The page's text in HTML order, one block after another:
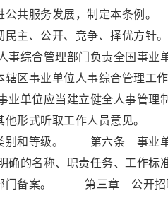
公共服务发展，制定本条
民主、公开、竞争、择优方
合管理部门负责全国事业
辖区事业单位人事综合管理
位应当建立健全人事管理
其他形式听取工作人员
别和等级。 第六条 事业单
的名称、职责任务、工作
部门备案。 第三章 公开